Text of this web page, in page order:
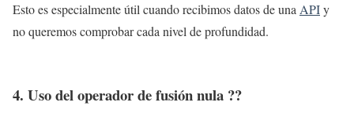
Esto es especialmente útil cuando recibimos datos de unaAPIy
no queremos comprobar cada nivel de profundidad.
4. Uso del operador de fusión nula ??